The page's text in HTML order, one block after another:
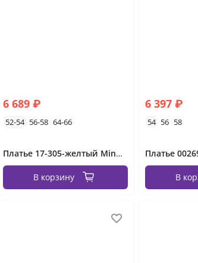
6 689 ₽
52-54 56-58 64-66
Платье 17-305-желтый Minova
В корзину
6 397 ₽
54 56 58
В